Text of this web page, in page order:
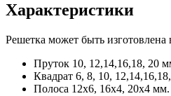
Характеристики
Решетка может быть
Пруток 10, 12,14,16,18, 20
Квадрат 6, 8, 10,
Полоса 12x6, 16x4, 20x4 мм.